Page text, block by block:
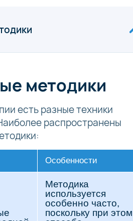
методики
есть разные техники
распространены
Особенности
Методика
используется
особенно часто,
поскольку при этом